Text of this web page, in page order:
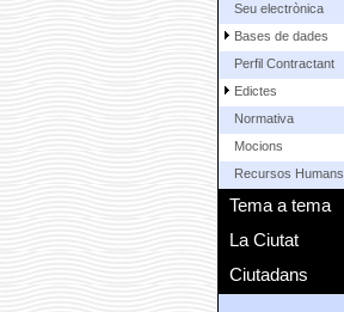
Seu electrònica
Bases de dades
Perfil Contractant
Edictes
Normativa
Mocions
Recursos Humans
Tema a tema
La Ciutat
Ciutadans